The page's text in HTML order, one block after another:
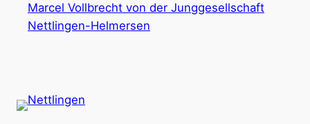
Marcel Vollbrecht von der Junggesellschaft
Nettlingen-Helmersen